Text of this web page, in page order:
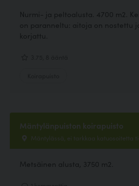
Nurmi- ja peltoalusta. 4700 m2.
on paranneltu: aitoja on nostettu
korjattu.
Mäntylänpuiston koirapuisto
Mäntylässä, ei tarkkaa katuosoitetta
Metsäinen alusta, 3750 m2.